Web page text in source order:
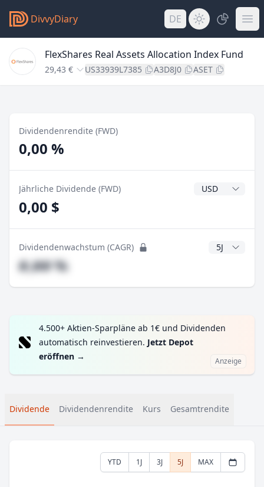
DivvyDiary DE
FlexShares Real Assets Allocation Index Fund
29,43 € US33939L7385 A3D8J0 ASET
Dividendenrendite (FWD)
0,00 %
Jährliche Dividende (FWD)
0,00 $
Dividendenwachstum (CAGR) CAGR Jahre
#,## %
4.500+ Aktien-Sparpläne ab 1€ und Dividenden
automatisch reinvestieren. Jetzt Depot
eröffnen → Anzeige
Dividende Dividendenrendite Kurs Gesamtrendite
YTD 1J 3J 5J MAX